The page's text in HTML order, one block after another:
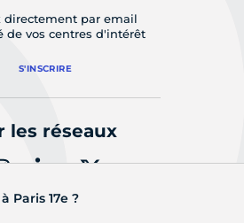
Paris 17e ?
directement par email
de vos centres d'intérêt
S'INSCRIRE
les réseaux